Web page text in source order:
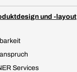
und -layout
Services